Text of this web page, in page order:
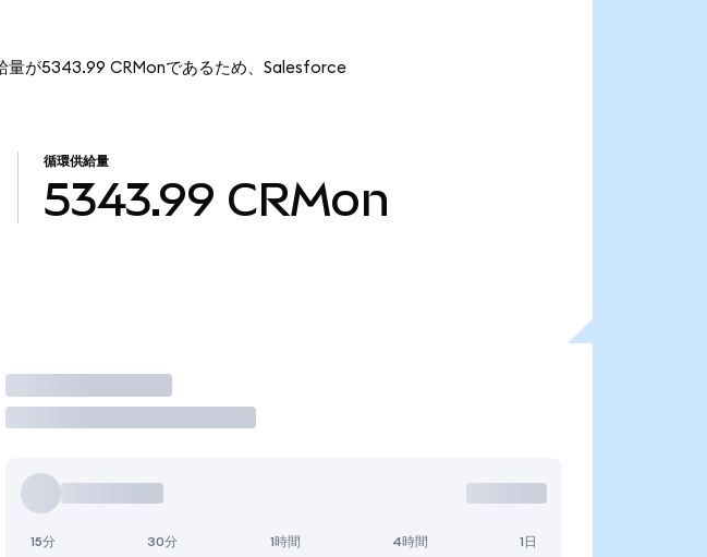
量が5343.99 CRMonであるため、Salesforce
循環供給量
5343.99 CRMon
取引
15分 30分 1時間 4時間 1日